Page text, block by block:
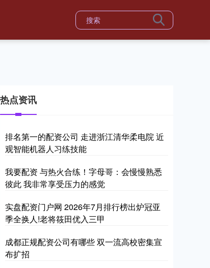
热点资讯
排名第一的配资公司 走进浙江清华柔电院 近
观智能机器人习练技能
我要配资 与热火合练！字母哥：会慢慢熟悉
彼此 我非常享受压力的感觉
实盘配资门户网 2026年7月排行榜出炉冠亚
季全换人!老将筱田优入三甲
成都正规配资公司有哪些 双一流高校密集宣
布扩招